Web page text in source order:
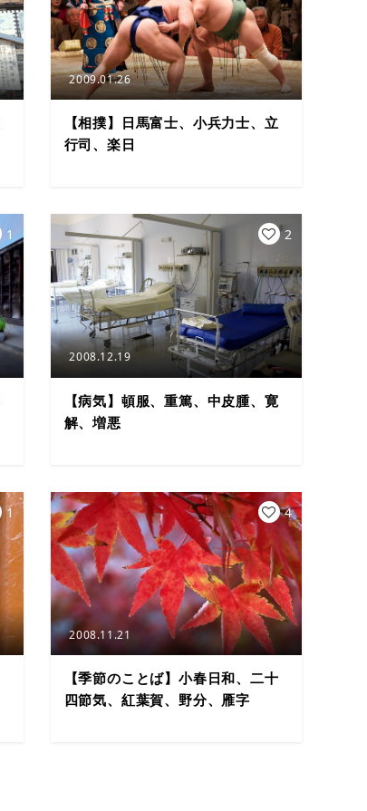
2009.01.26
【相撲】日馬富士、小兵力士、立
行司、楽日
1
2008.12.19
【病気】頓服、重篤、中皮腫、寛
解、増悪
2
1
2008.11.21
【季節のことば】小春日和、二十
四節気、紅葉賀、野分、雁字
4